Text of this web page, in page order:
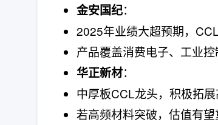
金安国纪：
2025年业绩大超预期，
产品覆盖消费电子、工业控
华正新材：
中厚板CCL龙头，积极拓展
若高频材料突破，估值有望